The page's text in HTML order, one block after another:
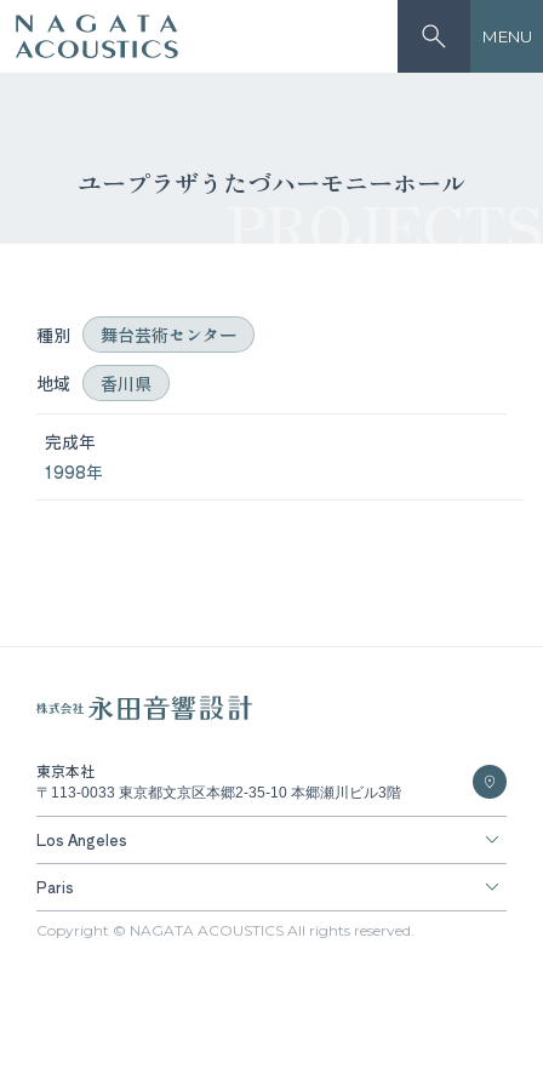
MENU
ユープラザうたづハーモニーホール
種別
舞台芸術センター
地域
香川県
完成年
1998年
東京本社
〒113-0033 東京都文京区本郷2-35-10 本郷瀬川ビル3階
Los Angeles
Paris
Copyright © NAGATA ACOUSTICS All rights reserved.